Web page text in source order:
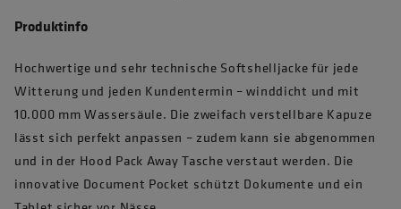
Produktinfo
Hochwertige und sehr technische Softshelljacke für jede
Witterung und jeden Kundentermin – winddicht und mit
10.000 mm Wassersäule. Die zweifach verstellbare Kapuze
lässt sich perfekt anpassen – zudem kann sie abgenommen
und in der Hood Pack Away Tasche verstaut werden. Die
innovative Document Pocket schützt Dokumente und ein